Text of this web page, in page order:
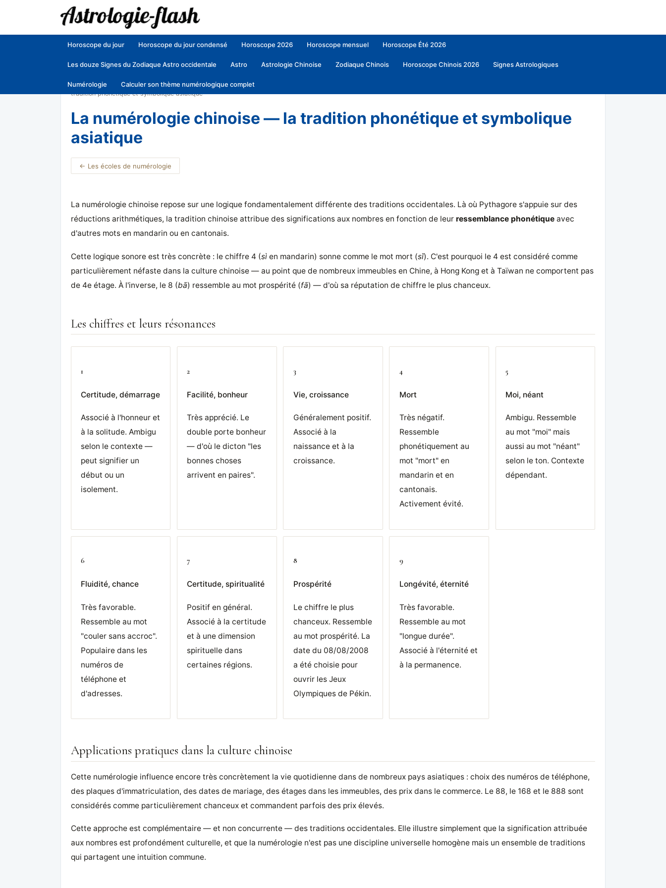
Horoscope du jour Horoscope du jour condensé Horoscope 2026 Horoscope mensuel Horoscope Été 2026
Les douze Signes du Zodiaque Astro occidentale Astro Astrologie Chinoise Zodiaque Chinois Horoscope Chinois 2026 Signes Astrologiques
Numérologie Calculer son thème numérologique complet
Accueil » Numérologie — Guide complet pour décrypter vos nombres
tradition phonétique et symbolique asiatique
La numérologie chinoise — la tradition phonétique et symbolique
asiatique
← Les écoles de numérologie
La numérologie chinoise repose sur une logique fondamentalement différente des traditions occidentales. Là où Pythagore s'appuie sur des
réductions arithmétiques, la tradition chinoise attribue des significations aux nombres en fonction de leur ressemblance phonétique avec
d'autres mots en mandarin ou en cantonais.
Cette logique sonore est très concrète : le chiffre 4 (sì en mandarin) sonne comme le mot mort (sǐ). C'est pourquoi le 4 est considéré comme
particulièrement néfaste dans la culture chinoise — au point que de nombreux immeubles en Chine, à Hong Kong et à Taïwan ne comportent pas
de 4e étage. À l'inverse, le 8 (bā) ressemble au mot prospérité (fā) — d'où sa réputation de chiffre le plus chanceux.
Les chiffres et leurs résonances
1
Certitude, démarrage
Associé à l'honneur et
à la solitude. Ambigu
selon le contexte —
peut signifier un
début ou un
isolement.
2
Facilité, bonheur
Très apprécié. Le
double porte bonheur
— d'où le dicton "les
bonnes choses
arrivent en paires".
3
Vie, croissance
Généralement positif.
Associé à la
naissance et à la
croissance.
4
Mort
Très négatif.
Ressemble
phonétiquement au
mot "mort" en
mandarin et en
cantonais.
Activement évité.
5
Moi, néant
Ambigu. Ressemble
au mot "moi" mais
aussi au mot "néant"
selon le ton. Contexte
dépendant.
6
Fluidité, chance
Très favorable.
Ressemble au mot
"couler sans accroc".
Populaire dans les
numéros de
téléphone et
d'adresses.
7
Certitude, spiritualité
Positif en général.
Associé à la certitude
et à une dimension
spirituelle dans
certaines régions.
8
Prospérité
Le chiffre le plus
chanceux. Ressemble
au mot prospérité. La
date du 08/08/2008
a été choisie pour
ouvrir les Jeux
Olympiques de Pékin.
9
Longévité, éternité
Très favorable.
Ressemble au mot
"longue durée".
Associé à l'éternité et
à la permanence.
Applications pratiques dans la culture chinoise
Cette numérologie influence encore très concrètement la vie quotidienne dans de nombreux pays asiatiques : choix des numéros de téléphone,
des plaques d'immatriculation, des dates de mariage, des étages dans les immeubles, des prix dans le commerce. Le 88, le 168 et le 888 sont
considérés comme particulièrement chanceux et commandent parfois des prix élevés.
Cette approche est complémentaire — et non concurrente — des traditions occidentales. Elle illustre simplement que la signification attribuée
aux nombres est profondément culturelle, et que la numérologie n'est pas une discipline universelle homogène mais un ensemble de traditions
qui partagent une intuition commune.